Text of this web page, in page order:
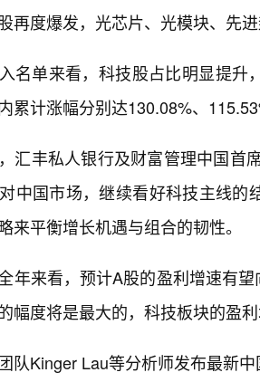
再度爆发，光芯片、光模块、先
名单来看，科技股占比明显提
累计涨幅分别达130.08%、
汇丰私人银行及财富管理中国首
中国市场，继续看好科技主线
来平衡增长机遇与组合的韧性。
年来看，预计A股的盈利增速有
幅度将是最大的，科技板块的盈
队Kinger Lau等分析师发布最新